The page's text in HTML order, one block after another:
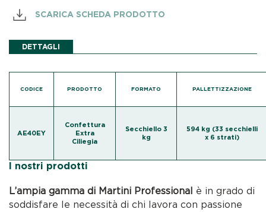
SCARICA SCHEDA PRODOTTO
DETTAGLI
CODICE PRODOTTO
AE40EY
Confettura
Extra
Ciliegia
FORMATO PALLETTIZZAZIONE
Secchiello 3
kg
594 kg (33 secchielli
x 6 strati)
I nostri prodotti
L’ampia gamma di Martini Professional è in grado di
soddisfare le necessità di chi lavora con passione